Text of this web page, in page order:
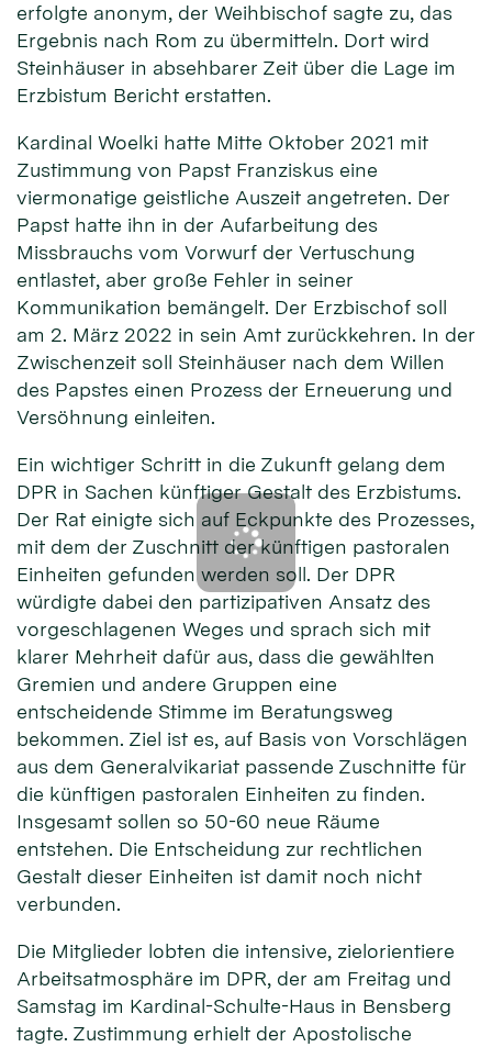
erfolgte anonym, der Weihbischof sagte zu, das
Ergebnis nach Rom zu übermitteln. Dort wird
Steinhäuser in absehbarer Zeit über die Lage im
Erzbistum Bericht erstatten.
Kardinal Woelki hatte Mitte Oktober 2021 mit
Zustimmung von Papst Franziskus eine
viermonatige geistliche Auszeit angetreten. Der
Papst hatte ihn in der Aufarbeitung des
Missbrauchs vom Vorwurf der Vertuschung
entlastet, aber große Fehler in seiner
Kommunikation bemängelt. Der Erzbischof soll
am 2. März 2022 in sein Amt zurückkehren. In der
Zwischenzeit soll Steinhäuser nach dem Willen
des Papstes einen Prozess der Erneuerung und
Versöhnung einleiten.
Ein wichtiger Schritt in die Zukunft gelang dem
DPR in Sachen künftiger Gestalt des Erzbistums.
Der Rat einigte sich auf Eckpunkte des Prozesses,
mit dem der Zuschnitt der künftigen pastoralen
Einheiten gefunden werden soll. Der DPR
würdigte dabei den partizipativen Ansatz des
vorgeschlagenen Weges und sprach sich mit
klarer Mehrheit dafür aus, dass die gewählten
Gremien und andere Gruppen eine
entscheidende Stimme im Beratungsweg
bekommen. Ziel ist es, auf Basis von Vorschlägen
aus dem Generalvikariat passende Zuschnitte für
die künftigen pastoralen Einheiten zu finden.
Insgesamt sollen so 50-60 neue Räume
entstehen. Die Entscheidung zur rechtlichen
Gestalt dieser Einheiten ist damit noch nicht
verbunden.
Die Mitglieder lobten die intensive, zielorientiere
Arbeitsatmosphäre im DPR, der am Freitag und
Samstag im Kardinal-Schulte-Haus in Bensberg
tagte. Zustimmung erhielt der Apostolische